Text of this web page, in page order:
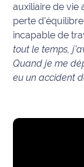
Contenus
Partenaires
L'invité(e)
de la
rédaction
coeur
auxiliaire de vie
perte
incapable de
tout le temps,
Quand je me
eu un accident